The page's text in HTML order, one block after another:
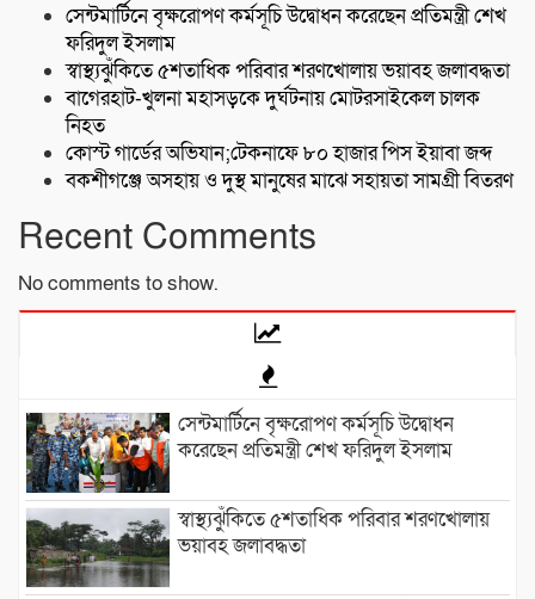
সেন্টমার্টিনে বৃক্ষরোপণ কর্মসূচি উদ্বোধন করেছেন প্রতিমন্ত্রী শেখ
ফরিদুল ইসলাম
স্বাস্থ্যঝুঁকিতে ৫শতাধিক পরিবার শরণখোলায় ভয়াবহ জলাবদ্ধতা
বাগেরহাট-খুলনা মহাসড়কে ‌দুর্ঘটনায় মোটরসাইকেল চালক
নিহত
কোস্ট গার্ডের অভিযান;টেকনাফে ৮০ হাজার পিস ইয়াবা জব্দ
বকশীগঞ্জে অসহায় ও দুস্থ মানুষের মাঝে সহায়তা সামগ্রী বিতরণ
Recent Comments
No comments to show.
সেন্টমার্টিনে বৃক্ষরোপণ কর্মসূচি উদ্বোধন
করেছেন প্রতিমন্ত্রী শেখ ফরিদুল ইসলাম
স্বাস্থ্যঝুঁকিতে ৫শতাধিক পরিবার শরণখোলায়
ভয়াবহ জলাবদ্ধতা